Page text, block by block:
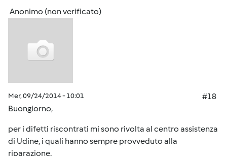
Anonimo (non verificato)
Mer, 09/24/2014 - 10:01
#18
Buongiorno,
per i difetti riscontrati mi sono rivolta al centro assistenza
di Udine, i quali hanno sempre provveduto alla
riparazione.